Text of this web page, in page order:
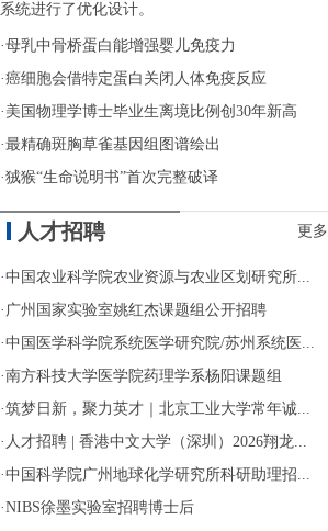
系统进行了优化设计。
·母乳中骨桥蛋白能增强婴儿免疫力
·癌细胞会借特定蛋白关闭人体免疫反应
· 美国物理学博士毕业生离境比例创30年新高
·最精确斑胸草雀基因组图谱绘出
·狨猴“生命说明书”首次完整破译
人才招聘 更多
·中国农业科学院农业资源与农业区划研究所...
· 广州国家实验室姚红杰课题组公开招聘
·中国医学科学院系统医学研究院/苏州系统医...
·南方科技大学医学院药理学系杨阳课题组
·筑梦日新，聚力英才｜北京工业大学常年诚...
· 人才招聘 | 香港中文大学（深圳）2026翔龙...
·中国科学院广州地球化学研究所科研助理招...
·NIBS徐墨实验室招聘博士后